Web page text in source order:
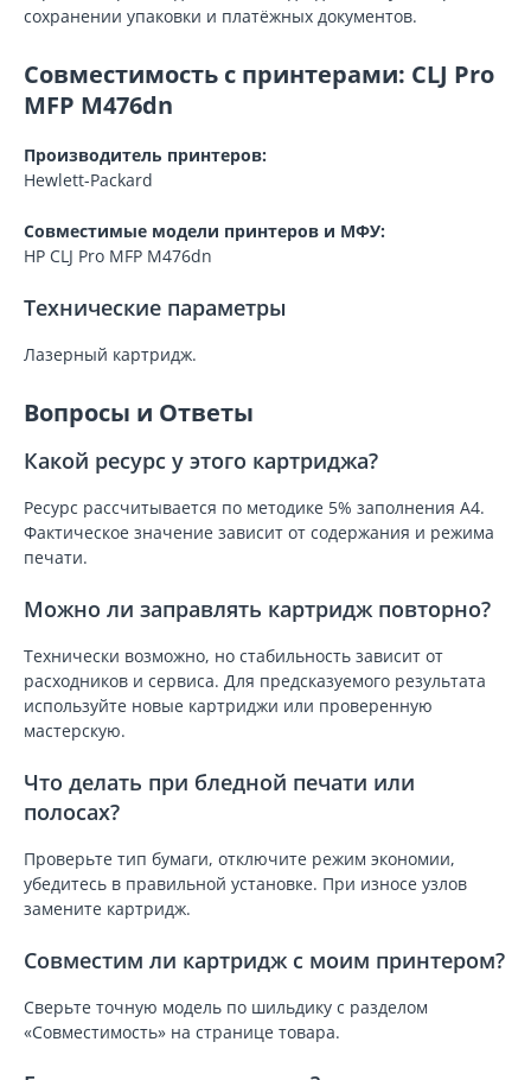
сохранении упаковки и платёжных документов.
Совместимость с принтерами: CLJ Pro
MFP M476dn
Производитель принтеров:
Hewlett-Packard
Совместимые модели принтеров и МФУ:
HP CLJ Pro MFP M476dn
Технические параметры
Лазерный картридж.
Вопросы и Ответы
Какой ресурс у этого картриджа?
Ресурс рассчитывается по методике 5% заполнения A4.
Фактическое значение зависит от содержания и режима
печати.
Можно ли заправлять картридж повторно?
Технически возможно, но стабильность зависит от
расходников и сервиса. Для предсказуемого результата
используйте новые картриджи или проверенную
мастерскую.
Что делать при бледной печати или
полосах?
Проверьте тип бумаги, отключите режим экономии,
убедитесь в правильной установке. При износе узлов
замените картридж.
Совместим ли картридж с моим принтером?
Сверьте точную модель по шильдику с разделом
«Совместимость» на странице товара.